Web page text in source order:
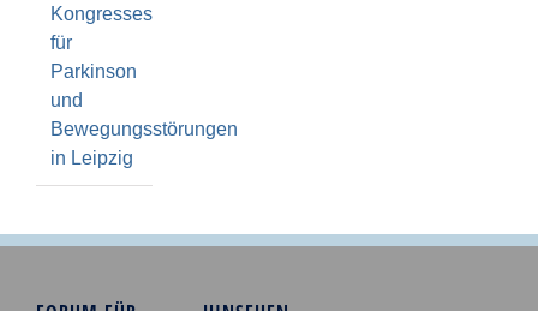
Kongresses
für
Parkinson
und
Bewegungsstörungen
in Leipzig